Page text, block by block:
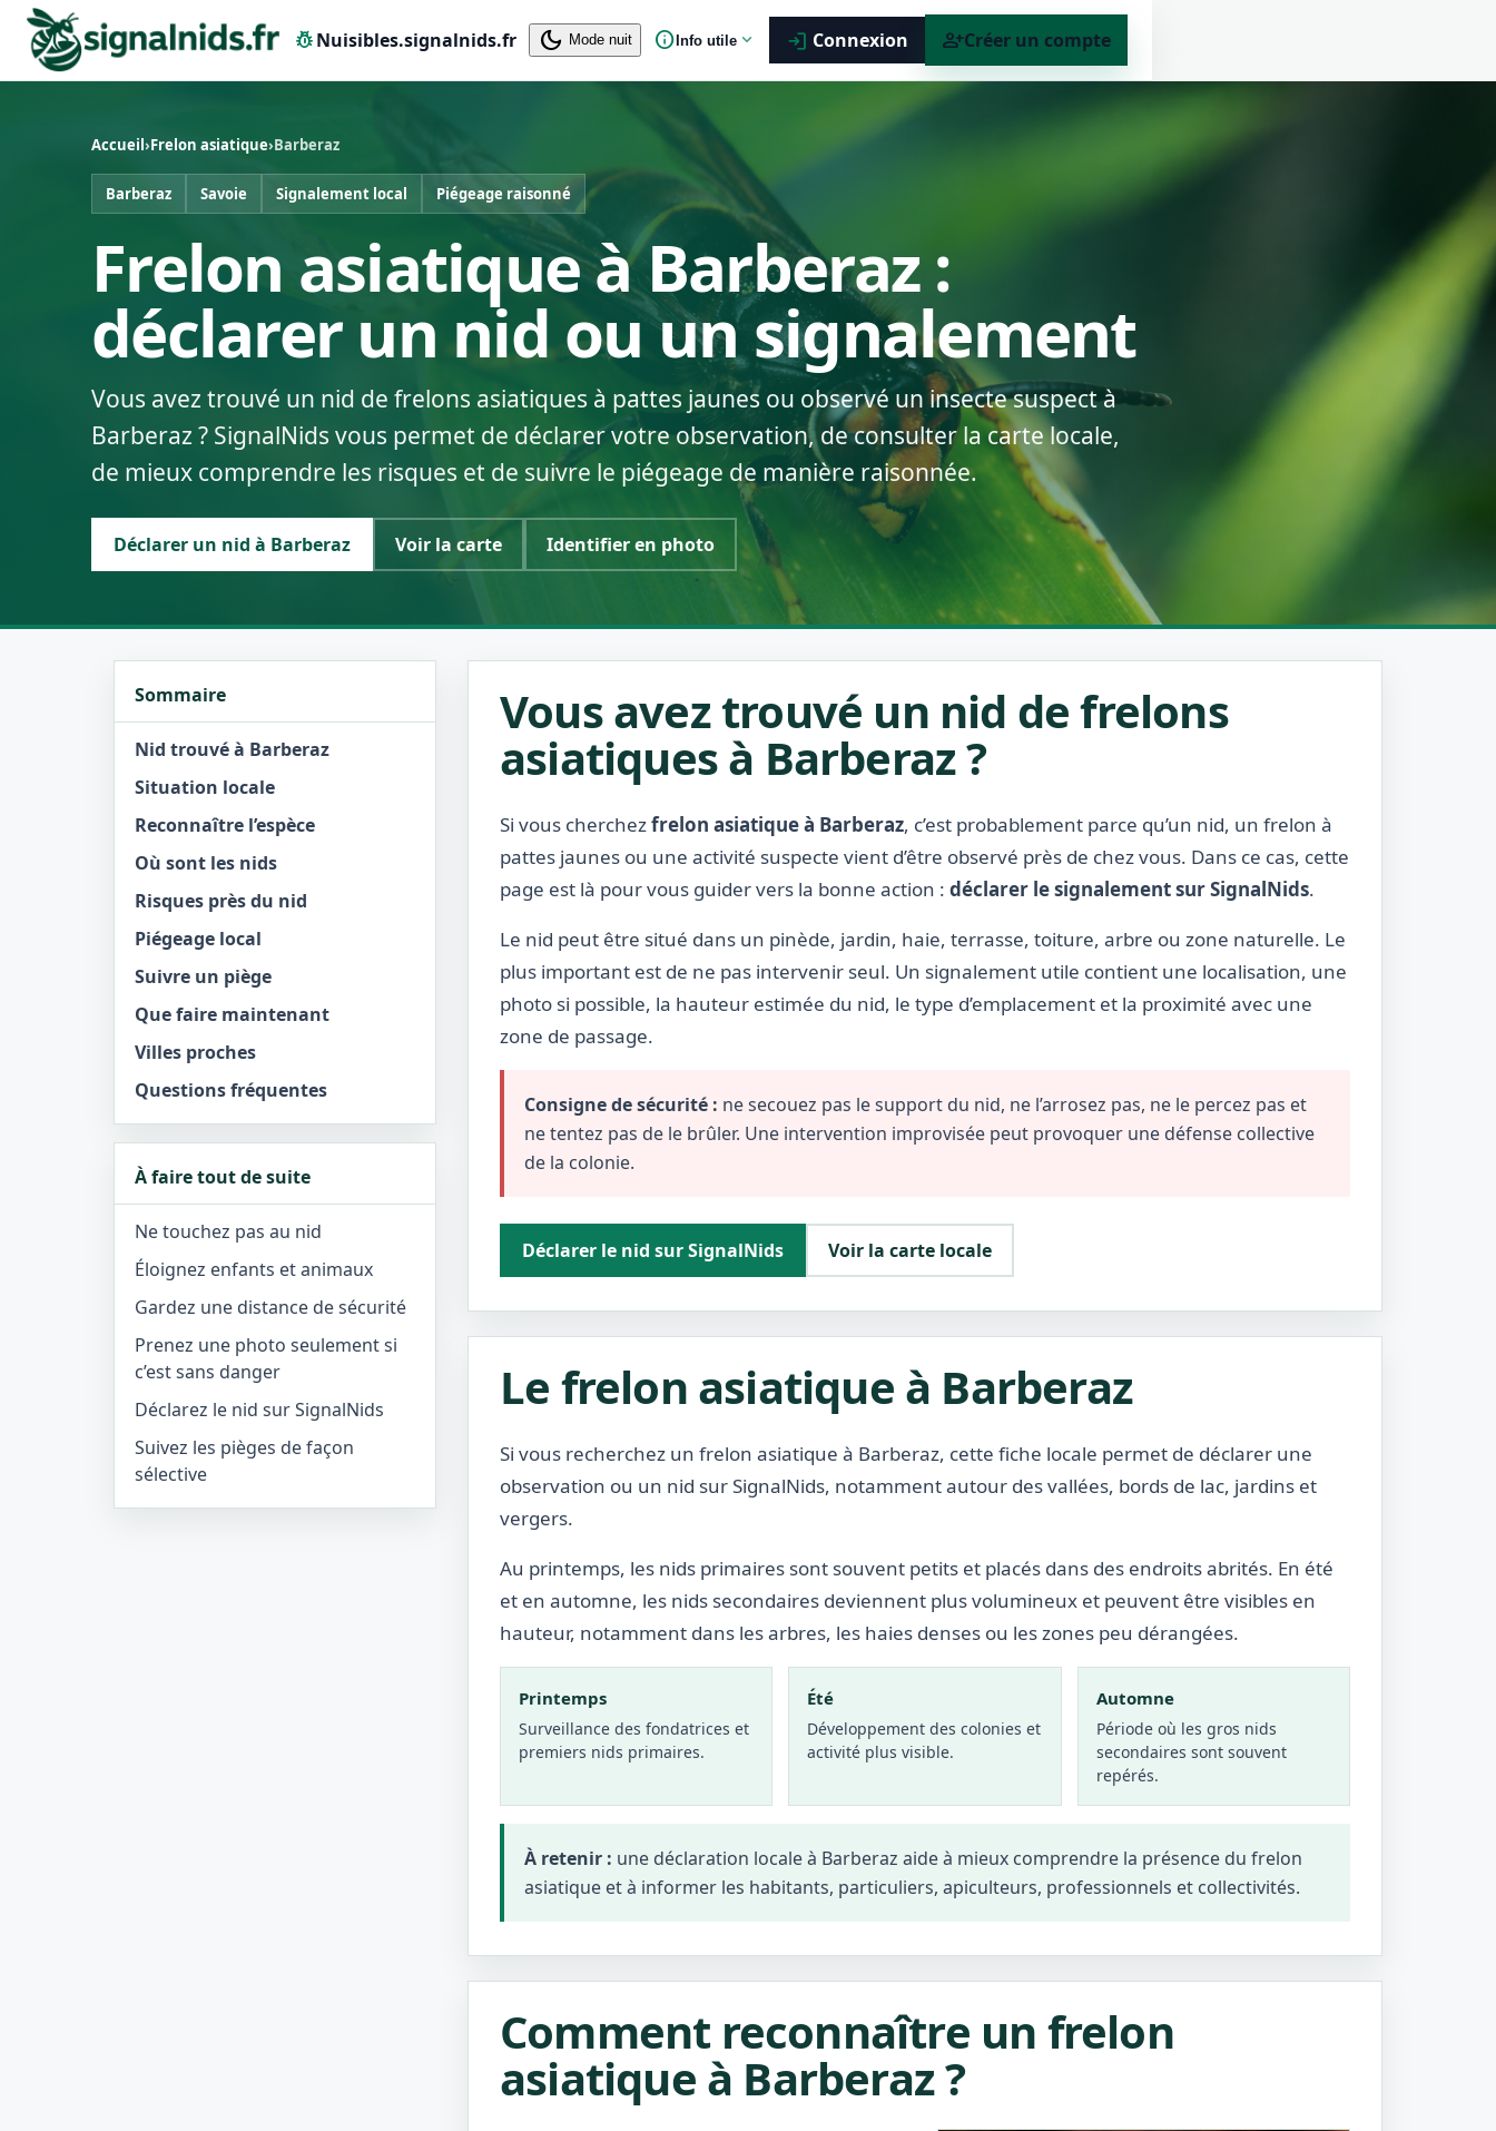
pest_controlNuisibles.signalnids.fr dark_mode Mode nuit infoInfo utile expand_more login Connexion person_addCréer un compte
Accueil›Frelon asiatique›Barberaz
Barberaz Savoie Signalement local Piégeage raisonné
Frelon asiatique à Barberaz :
déclarer un nid ou un signalement
Vous avez trouvé un nid de frelons asiatiques à pattes jaunes ou observé un insecte suspect à
Barberaz ? SignalNids vous permet de déclarer votre observation, de consulter la carte locale,
de mieux comprendre les risques et de suivre le piégeage de manière raisonnée.
Déclarer un nid à Barberaz Voir la carte Identifier en photo
Sommaire
Nid trouvé à Barberaz
Situation locale
Reconnaître l’espèce
Où sont les nids
Risques près du nid
Piégeage local
Suivre un piège
Que faire maintenant
Villes proches
Questions fréquentes
À faire tout de suite
Ne touchez pas au nid
Éloignez enfants et animaux
Gardez une distance de sécurité
Prenez une photo seulement si
c’est sans danger
Déclarez le nid sur SignalNids
Suivez les pièges de façon
sélective
Vous avez trouvé un nid de frelons
asiatiques à Barberaz ?
Si vous cherchezfrelon asiatique à Barberaz, c’est probablement parce qu’un nid, un frelon à
pattes jaunes ou une activité suspecte vient d’être observé près de chez vous. Dans ce cas, cette
page est là pour vous guider vers la bonne action : déclarer le signalement sur SignalNids.
Le nid peut être situé dans un pinède, jardin, haie, terrasse, toiture, arbre ou zone naturelle. Le
plus important est de ne pas intervenir seul. Un signalement utile contient une localisation, une
photo si possible, la hauteur estimée du nid, le type d’emplacement et la proximité avec une
zone de passage.
Consigne de sécurité : ne secouez pas le support du nid, ne l’arrosez pas, ne le percez pas et
ne tentez pas de le brûler. Une intervention improvisée peut provoquer une défense collective
de la colonie.
Déclarer le nid sur SignalNids Voir la carte locale
Le frelon asiatique à Barberaz
Si vous recherchez un frelon asiatique à Barberaz, cette fiche locale permet de déclarer une
observation ou un nid sur SignalNids, notamment autour des vallées, bords de lac, jardins et
vergers.
Au printemps, les nids primaires sont souvent petits et placés dans des endroits abrités. En été
et en automne, les nids secondaires deviennent plus volumineux et peuvent être visibles en
hauteur, notamment dans les arbres, les haies denses ou les zones peu dérangées.
Printemps
Surveillance des fondatrices et
premiers nids primaires.
Été
Développement des colonies et
activité plus visible.
Automne
Période où les gros nids
secondaires sont souvent
repérés.
À retenir : une déclaration locale à Barberaz aide à mieux comprendre la présence du frelon
asiatique et à informer les habitants, particuliers, apiculteurs, professionnels et collectivités.
Comment reconnaître un frelon
asiatique à Barberaz ?